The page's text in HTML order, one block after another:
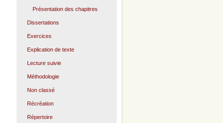
Présentation des chapitres
Dissertations
Exercices
Explication de texte
Lecture suivie
Méthodologie
Non classé
Récréation
Répertoire